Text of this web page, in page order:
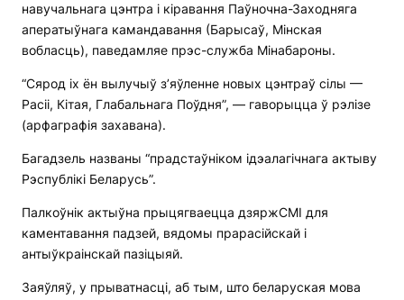
навучальнага цэнтра і кіравання Паўночна-Заходняга
аператыўнага камандавання (Барысаў, Мінская
вобласць), паведамляе прэс-служба Мінабароны.
“Сярод іх ён вылучыў з’яўленне новых цэнтраў сілы —
Расіі, Кітая, Глабальнага Поўдня”, — гаворыцца ў рэлізе
(арфаграфія захавана).
Багадзель названы “прадстаўніком ідэалагічнага актыву
Рэспублікі Беларусь”.
Палкоўнік актыўна прыцягваецца дзяржСМІ для
каментавання падзей, вядомы прарасійскай і
антыўкраінскай пазіцыяй.
Заяўляў, у прыватнасці, аб тым, што беларуская мова